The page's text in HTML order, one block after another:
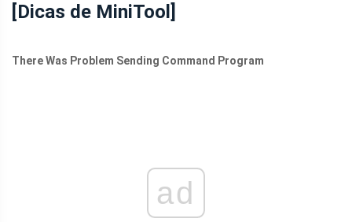
[Dicas de MiniTool]
There Was Problem Sending Command Program
ad